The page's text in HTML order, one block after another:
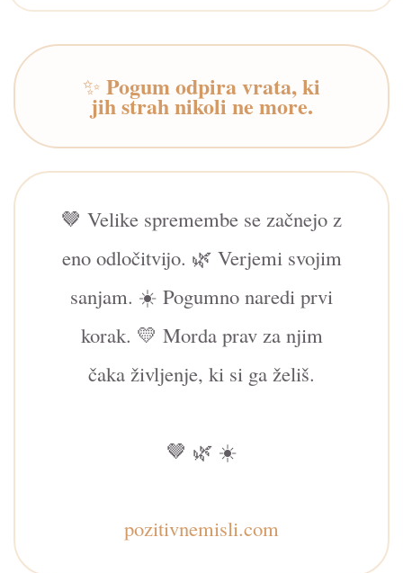
✨ Pogum odpira vrata, ki
jih strah nikoli ne more.
🤎 Velike spremembe se začnejo z
eno odločitvijo. 🌿 Verjemi svojim
sanjam. ☀️ Pogumno naredi prvi
korak. 💛 Morda prav za njim
čaka življenje, ki si ga želiš.
🤎 🌿 ☀️
pozitivnemisli.com